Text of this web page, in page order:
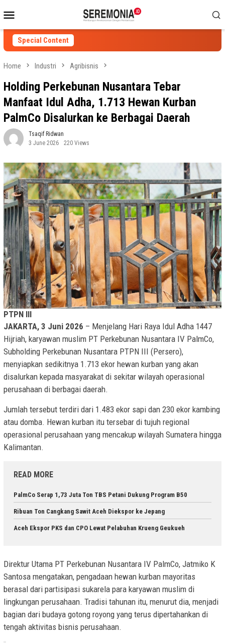
to
contentMenu
Special Content
Home Industri Agribisnis
Holding Perkebunan Nusantara Tebar
Manfaat Idul Adha, 1.713 Hewan Kurban
PalmCo Disalurkan ke Berbagai Daerah
Tsaqif Ridwan
3 June 2026
220 Views
PTPN III
JAKARTA, 3 Juni 2026 – Menjelang Hari Raya Idul Adha 1447
Hijriah, karyawan muslim PT Perkebunan Nusantara IV PalmCo,
Subholding Perkebunan Nusantara PTPN III (Persero),
menyiapkan sedikitnya 1.713 ekor hewan kurban yang akan
disalurkan kepada masyarakat di sekitar wilayah operasional
perusahaan di berbagai daerah.
Jumlah tersebut terdiri dari 1.483 ekor sapi dan 230 ekor kambing
atau domba. Hewan kurban itu tersebar di tujuh regional
operasional perusahaan yang mencakup wilayah Sumatera hingga
Kalimantan.
READ MORE
PalmCo Serap 1,73 Juta Ton TBS Petani Dukung Program B50
Ribuan Ton Cangkang Sawit Aceh Diekspor ke Jepang
Aceh Ekspor PKS dan CPO Lewat Pelabuhan Krueng Geukueh
Direktur Utama PT Perkebunan Nusantara IV PalmCo, Jatmiko K
Santosa mengatakan, pengadaan hewan kurban mayoritas
berasal dari partisipasi sukarela para karyawan muslim di
lingkungan perusahaan. Tradisi tahunan itu, menurut dia, menjadi
bagian dari budaya gotong royong yang terus dipertahankan di
tengah aktivitas bisnis perusahaan.